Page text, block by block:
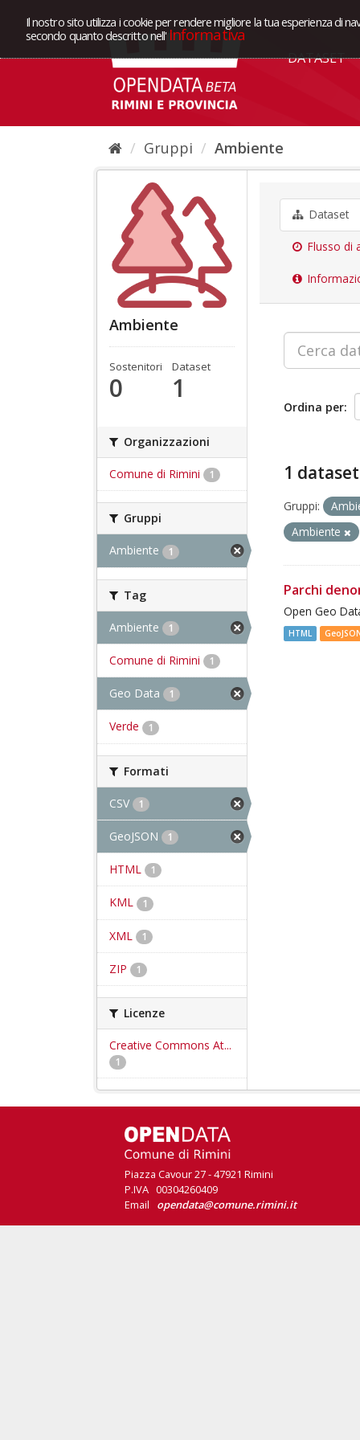
Il nostro sito utilizza i cookie per rendere migliore la tua esperienza di
secondo quanto descritto nell' Informativa
DATASET
Gruppi Ambiente
Ambiente
Sostenitori
0
Dataset
1
Organizzazioni
Comune di Rimini 1
Gruppi
Ambiente 1
Tag
Ambiente 1
Comune di Rimini 1
Geo Data 1
Verde 1
Formati
CSV 1
GeoJSON 1
HTML 1
KML 1
XML 1
ZIP 1
Licenze
Creative Commons At...
1
Dataset
Flusso di
Ordina per
1
Gruppi:
Ambiente
Parchi
Open Geo
HTML
Piazza Cavour 27 - 47921 Rimini
P.IVA 00304260409
Email opendata@comune.rimini.it